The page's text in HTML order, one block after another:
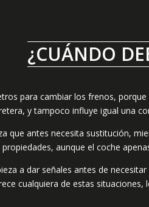
¿CUÁNDO
para cambiar los frenos,
y tampoco influye igual una
que antes necesita sustitución,
aunque el coche
a dar señales antes de
cualquiera de estas